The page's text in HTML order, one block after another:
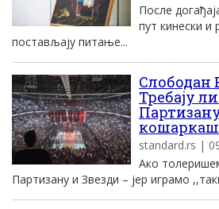
После
пут кинески и
постављају питање...
Слободан
Требају
standard.rs |
Ако
Партизану и Звезди – јер играмо